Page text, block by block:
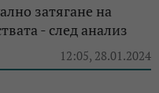
затягане на
- след анализ
12:05, 28.01.2024